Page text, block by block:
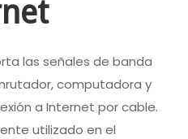
las señales de banda
computadora y
a Internet por cable.
utilizado en el